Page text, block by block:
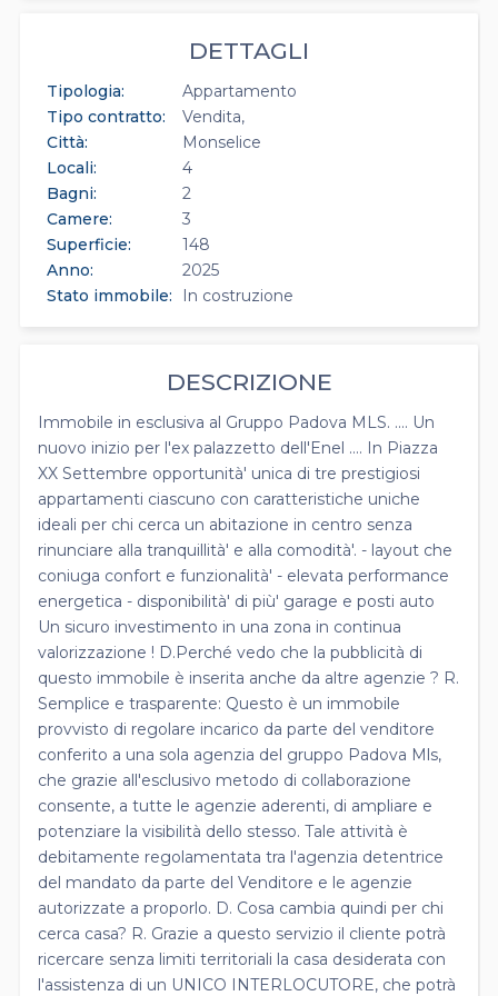
DETTAGLI
Tipologia:
Appartamento
Tipo contratto:
Vendita
Città:
Monselice
Locali:
4
Bagni:
2
Camere:
3
Superficie:
148
Anno:
2025
Stato immobile:
In costruzione
DESCRIZIONE
Immobile in esclusiva al Gruppo Padova MLS. .... Un
nuovo inizio per l'ex palazzetto dell'Enel .... In Piazza
XX Settembre opportunità' unica di tre prestigiosi
appartamenti ciascuno con caratteristiche uniche
ideali per chi cerca un abitazione in centro senza
rinunciare alla tranquillità' e alla comodità'. - layout che
coniuga confort e funzionalità' - elevata performance
energetica - disponibilità' di più' garage e posti auto
Un sicuro investimento in una zona in continua
valorizzazione ! D.Perché vedo che la pubblicità di
questo immobile è inserita anche da altre agenzie ? R.
Semplice e trasparente: Questo è un immobile
provvisto di regolare incarico da parte del venditore
conferito a una sola agenzia del gruppo Padova Mls,
che grazie all'esclusivo metodo di collaborazione
consente, a tutte le agenzie aderenti, di ampliare e
potenziare la visibilità dello stesso. Tale attività è
debitamente regolamentata tra l'agenzia detentrice
del mandato da parte del Venditore e le agenzie
autorizzate a proporlo. D. Cosa cambia quindi per chi
cerca casa? R. Grazie a questo servizio il cliente potrà
ricercare senza limiti territoriali la casa desiderata con
l'assistenza di un UNICO INTERLOCUTORE, che potrà